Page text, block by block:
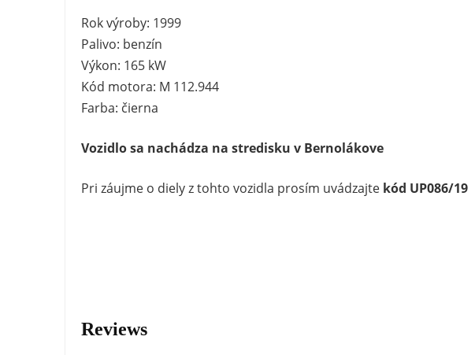
Rok výroby: 1999
Palivo: benzín
Výkon: 165 kW
Kód motora: M 112.944
Farba: čierna
Vozidlo sa nachádza na stredisku v Bernolákove
Pri záujme o diely z tohto vozidla prosím uvádzajte kód UP086/19
Reviews